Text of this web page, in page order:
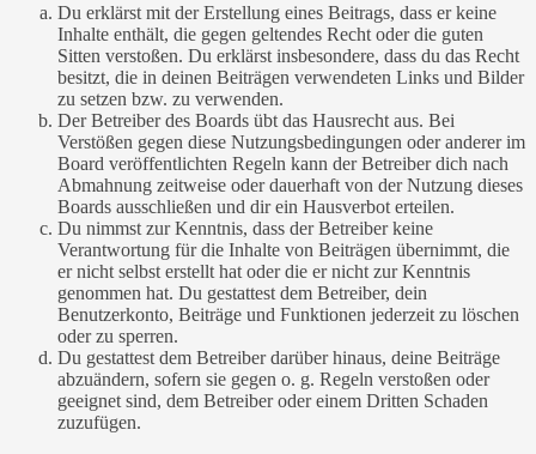
Du erklärst mit der Erstellung eines Beitrags, dass er keine
Inhalte enthält, die gegen geltendes Recht oder die guten
Sitten verstoßen. Du erklärst insbesondere, dass du das Recht
besitzt, die in deinen Beiträgen verwendeten Links und Bilder
zu setzen bzw. zu verwenden.
Der Betreiber des Boards übt das Hausrecht aus. Bei
Verstößen gegen diese Nutzungsbedingungen oder anderer im
Board veröffentlichten Regeln kann der Betreiber dich nach
Abmahnung zeitweise oder dauerhaft von der Nutzung dieses
Boards ausschließen und dir ein Hausverbot erteilen.
Du nimmst zur Kenntnis, dass der Betreiber keine
Verantwortung für die Inhalte von Beiträgen übernimmt, die
er nicht selbst erstellt hat oder die er nicht zur Kenntnis
genommen hat. Du gestattest dem Betreiber, dein
Benutzerkonto, Beiträge und Funktionen jederzeit zu löschen
oder zu sperren.
Du gestattest dem Betreiber darüber hinaus, deine Beiträge
abzuändern, sofern sie gegen o. g. Regeln verstoßen oder
geeignet sind, dem Betreiber oder einem Dritten Schaden
zuzufügen.